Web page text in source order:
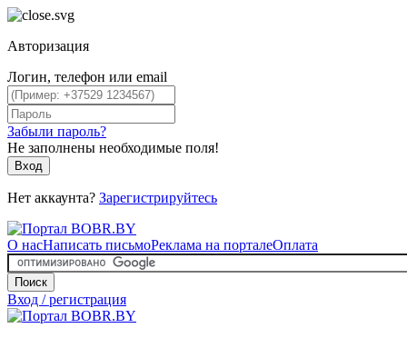
Авторизация
Логин, телефон или email
Забыли пароль?
Не заполнены необходимые поля!
Вход
Нет аккаунта? Зарегистрируйтесь
О насНаписать письмоРеклама на порталеОплата
Поиск
Вход / регистрация